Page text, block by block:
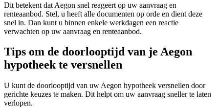
Dit betekent dat Aegon snel reageert op uw aanvraag en
renteaanbod. Stel, u heeft alle documenten op orde en dient deze
snel in. Dan kunt u binnen enkele werkdagen een reactie
verwachten op uw aanvraag en renteaanbod.
Tips om de doorlooptijd van je Aegon
hypotheek te versnellen
U kunt de doorlooptijd van uw Aegon hypotheek versnellen door
gerichte keuzes te maken. Dit helpt om uw aanvraag sneller te laten
verlopen.